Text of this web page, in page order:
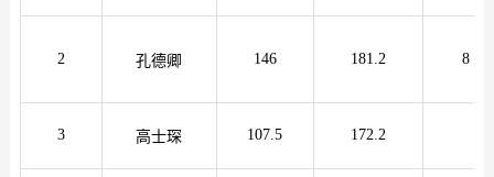
2 孔德卿 146 181.2 8
3 高士琛 107.5 172.2